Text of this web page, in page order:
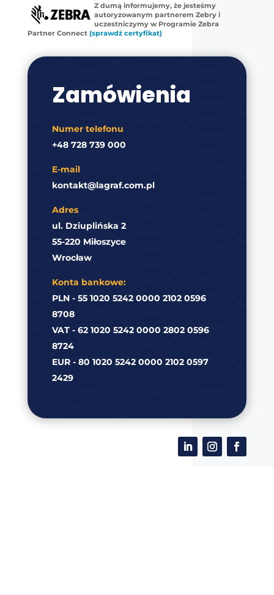
Z dumą informujemy, że jesteśmy
autoryzowanym partnerem Zebry i
uczestniczymy w Programie Zebra
Partner Connect (sprawdź certyfikat)
Zamówienia
Numer telefonu
+48 728 739 000
E-mail
kontakt@lagraf.com.pl
Adres
ul. Dziuplińska 2
55-220 Miłoszyce
Wrocław
Konta bankowe:
PLN - 55 1020 5242 0000 2102 0596
8708
VAT - 62 1020 5242 0000 2802 0596
8724
EUR - 80 1020 5242 0000 2102 0597
2429